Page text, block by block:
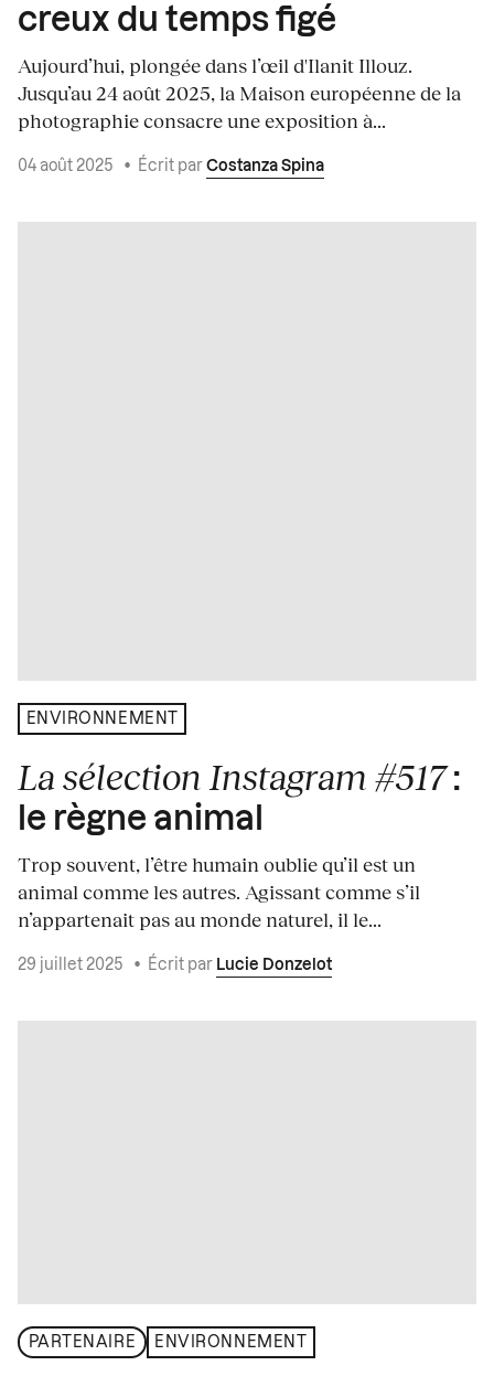
creux du temps figé
Aujourd’hui, plongée dans l’œil d'Ilanit Illouz.
Jusqu’au 24 août 2025, la Maison européenne de la
photographie consacre une exposition à...
04 août 2025 • Écrit par Costanza Spina
ENVIRONNEMENT
La sélection Instagram #517 :
le règne animal
Trop souvent, l’être humain oublie qu’il est un
animal comme les autres. Agissant comme s’il
n’appartenait pas au monde naturel, il le...
29 juillet 2025 • Écrit par Lucie Donzelot
PARTENAIRE ENVIRONNEMENT